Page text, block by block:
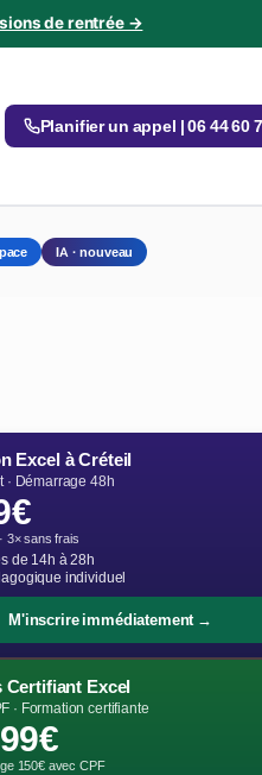
de rentrée →
Planifier un appel | 06 44 60
IA · nouveau
Excel à Créteil
· Démarrage 48h
3× sans frais
de 14h à 28h
individuel
M'inscrire immédiatement →
Certifiant Excel
· Formation certifiante
150€ avec CPF